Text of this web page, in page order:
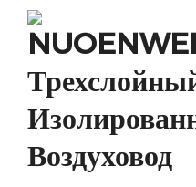
NUOENWEI
Воздуховод